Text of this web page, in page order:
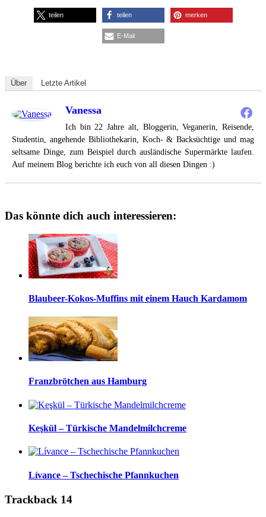
teilen teilen merken
E-Mail
Über Letzte Artikel
Vanessa
Ich bin 22 Jahre alt, Bloggerin, Veganerin, Reisende,
Studentin, angehende Bibliothekarin, Koch- & Backsüchtige und mag
seltsame Dinge, zum Beispiel durch ausländische Supermärkte laufen.
Auf meinem Blog berichte ich euch von all diesen Dingen :)
Das könnte dich auch interessieren:
Blaubeer-Kokos-Muffins mit einem Hauch Kardamom
Franzbrötchen aus Hamburg
Keşkül – Türkische Mandelmilchcreme
Lívance – Tschechische Pfannkuchen
Trackback 14